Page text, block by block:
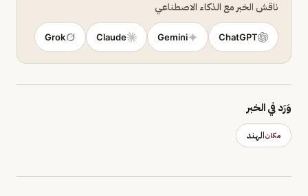
ناقش الخبر مع الذكاء الاصطناعي
ChatGPT
Gemini
Claude
Grok
وَرَد في الخبر
مكانالهند